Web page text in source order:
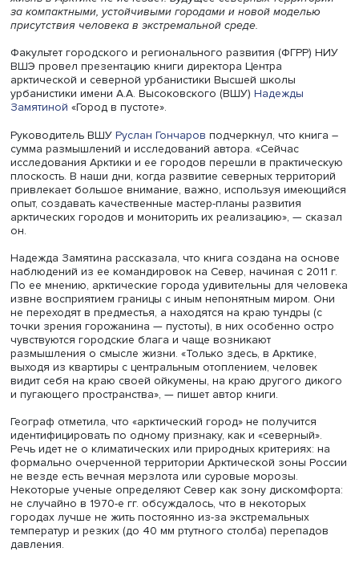
Фото: iStock
Советские «города-при месторождениях» уходят в
жизнь в Арктике не исчезает. Будущее северных
за компактными, устойчивыми городами и новой
присутствия человека в экстремальной среде.
Факультет городского и регионального развития
ВШЭ провел презентацию книги директора Центра
арктической и северной урбанистики Высшей школы
урбанистики имени А.А. Высоковского (ВШУ)Надежды
Замятиной«Город в пустоте».
Руководитель ВШУ Руслан Гончаров подчеркнул, что
исследования Арктики и ее городов перешли в
плоскость. В наши дни, когда развитие северных
привлекает большое внимание, важно, используя
опыт, создавать качественные мастер-планы развития
арктических городов и мониторить их реализацию», —
он.
Надежда Замятина рассказала, что книга создана на
наблюдений из ее командировок на Север, начиная с
По ее мнению, арктические города удивительны для
извне восприятием границы с иным непонятным
не переходят в предместья, а находятся на краю тундры
точки зрения горожанина — пустоты), в них особенно
чувствуются городские блага и чаще возникают
размышления о смысле жизни. «Только здесь, в
выходя из квартиры с центральным отоплением,
видит себя на краю своей ойкумены, на краю другого
и пугающего пространства», — пишет автор книги.